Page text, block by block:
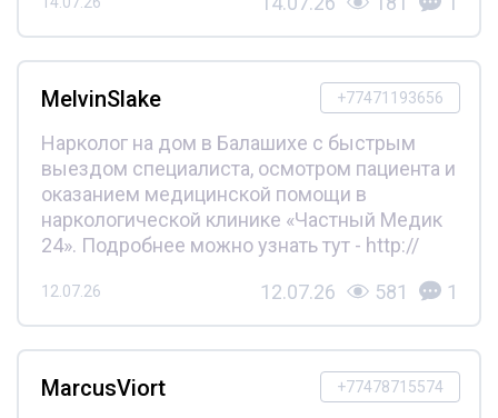
+77471193656
MelvinSlake
Нарколог на дом в Балашихе с быстрым
выездом специалиста, осмотром пациента и
оказанием медицинской помощи в
наркологической клинике «Частный Медик
24». Подробнее можно узнать тут - http://
12.07.26 12.07.26 581 1
+77478715574
MarcusViort